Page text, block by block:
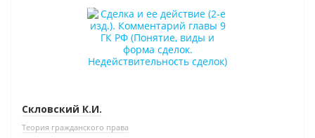
Нет в наличии
Скловский К.И.
Теория гражданского права